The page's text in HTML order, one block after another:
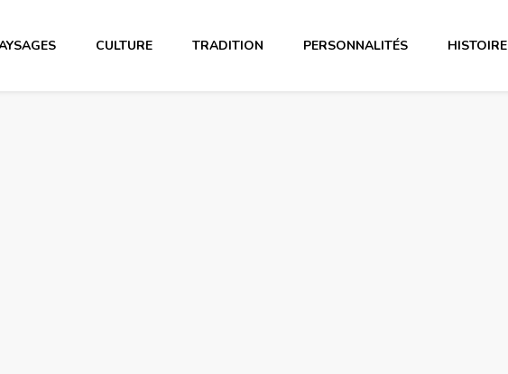
CULTURE TRADITION PERSONNALITÉS HISTOIRE